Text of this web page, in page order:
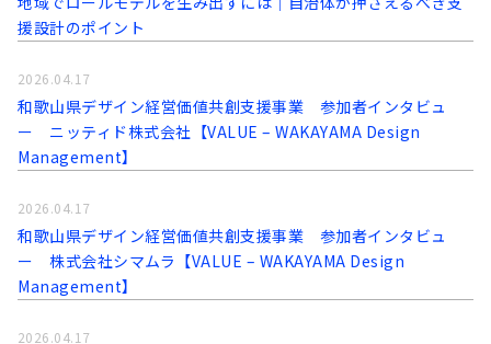
援設計のポイント
和歌山県デザイン経営価値共創支援事業 参加者インタビュ
ー ニッティド株式会社【VALUE – WAKAYAMA Design
Management】
2026.04.17
和歌山県デザイン経営価値共創支援事業 参加者インタビュ
ー 株式会社シマムラ【VALUE – WAKAYAMA Design
Management】
2026.04.17
2026.04.17